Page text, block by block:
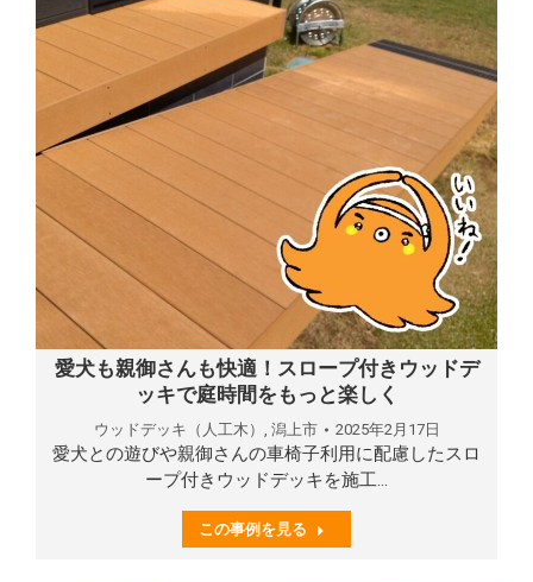
愛犬も親御さんも快適！スロープ付きウッドデ
ッキで庭時間をもっと楽しく
ウッドデッキ（人工木） 潟上市 2025年2月17日
愛犬との遊びや親御さんの車椅子利用に配慮したスロ
ープ付きウッドデッキを施工…
この事例を見る